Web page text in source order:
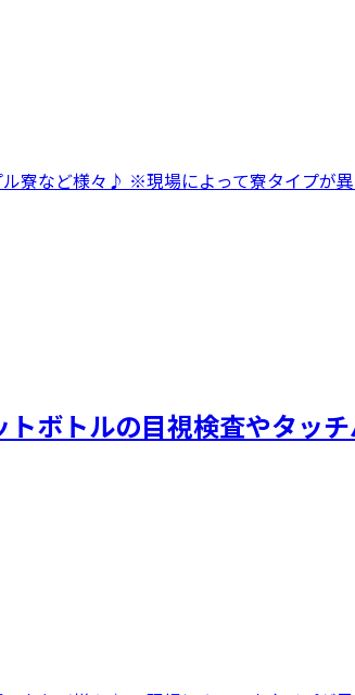
寮など様々♪ ※現場によって寮タイプが
ボトルの目視検査やタッ